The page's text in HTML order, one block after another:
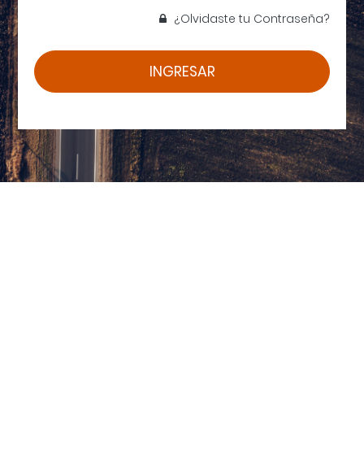
¿Olvidaste tu Contraseña?
INGRESAR